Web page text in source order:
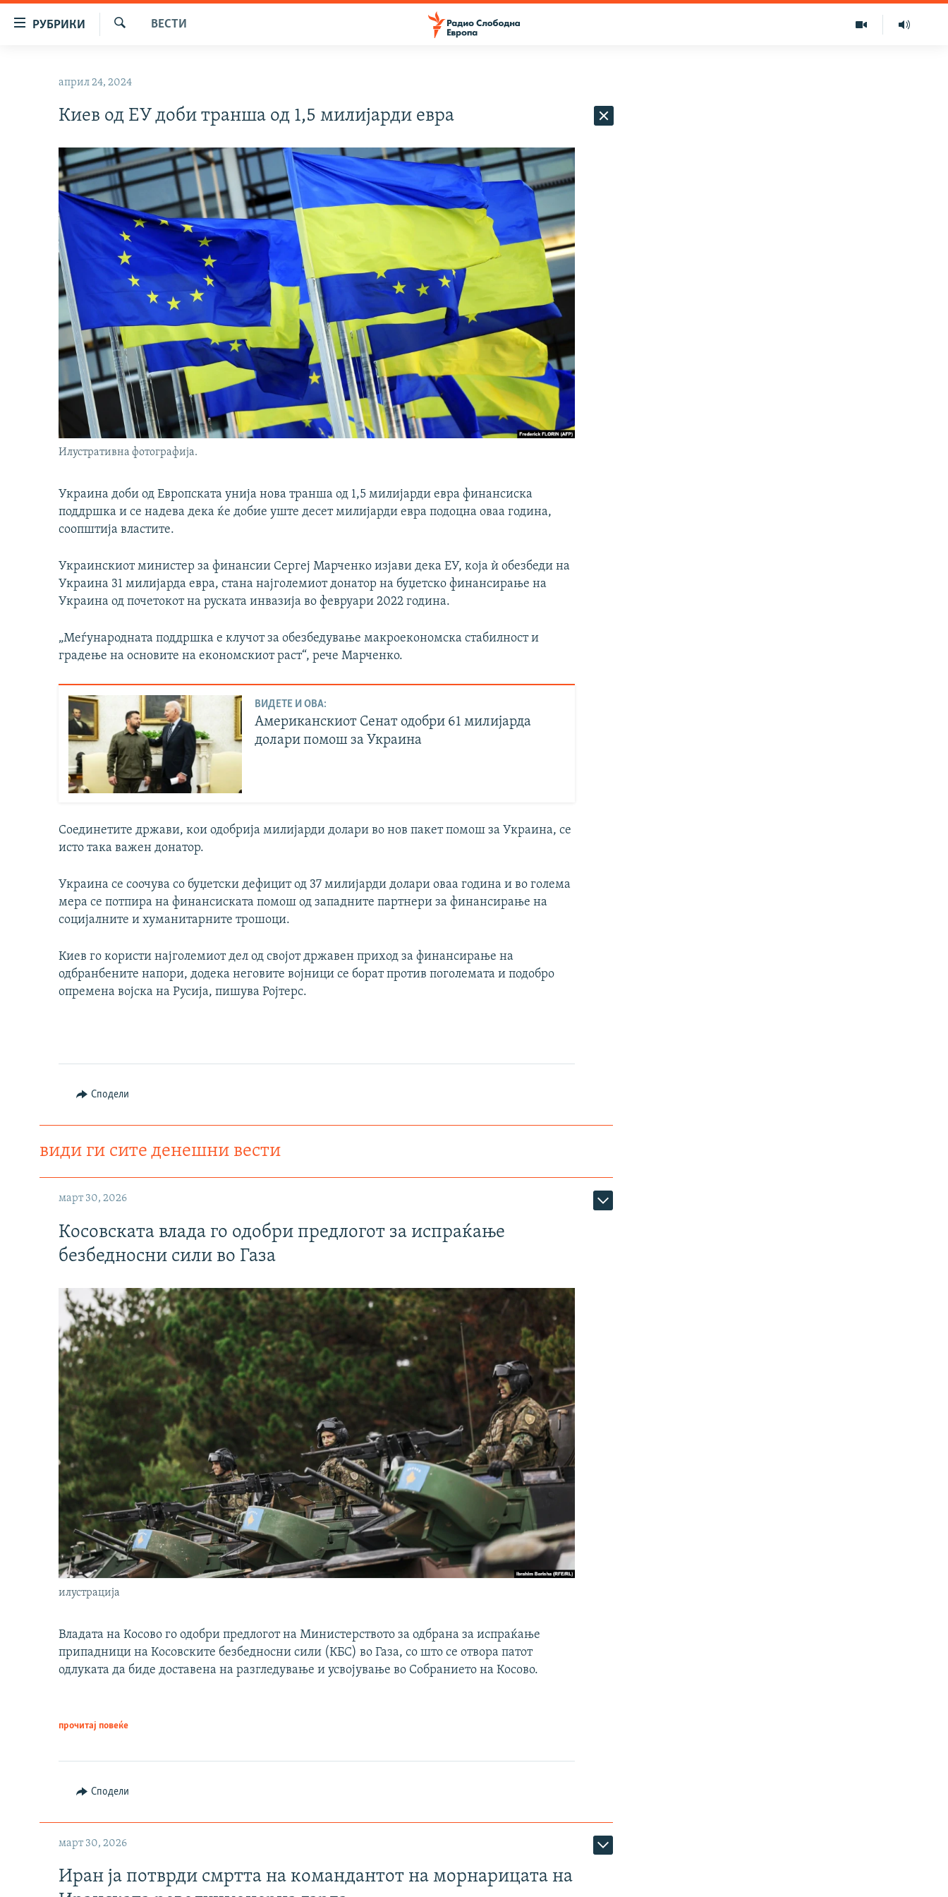
навигација
пребарување
РУБРИКИ
ВИЗУЕЛНО
ШТО ТРЕБА ДА ЗНАЕТЕ
ПРИЈАВИ СЕ ЗА ЊУЗЛЕТЕР
ПОДКАСТ ЗОШТО?
ВЕСТИ
април 24, 2024
Киев од ЕУ доби транша од 1,5 милијарди евра
Илустративна фотографија.
Украина доби од Европската унија нова транша од 1,5 милијарди евра финансиска
поддршка и се надева дека ќе добие уште десет милијарди евра подоцна оваа година,
соопштија властите.
Украинскиот министер за финансии Сергеј Марченко изјави дека ЕУ, која ѝ обезбеди на
Украина 31 милијарда евра, стана најголемиот донатор на буџетско финансирање на
Украина од почетокот на руската инвазија во февруари 2022 година.
„Меѓународната поддршка е клучот за обезбедување макроекономска стабилност и
градење на основите на економскиот раст“, рече Марченко.
ВИДЕТЕ И ОВА:
Американскиот Сенат одобри 61 милијарда
долари помош за Украина
Соединетите држави, кои одобрија милијарди долари во нов пакет помош за Украина, се
исто така важен донатор.
Украина се соочува со буџетски дефицит од 37 милијарди долари оваа година и во голема
мера се потпира на финансиската помош од западните партнери за финансирање на
социјалните и хуманитарните трошоци.
Киев го користи најголемиот дел од својот државен приход за финансирање на
одбранбените напори, додека неговите војници се борат против поголемата и подобро
опремена војска на Русија, пишува Ројтерс.
Сподели
види ги сите денешни вести
март 30, 2026
Косовската влада го одобри предлогот за испраќање
безбедносни сили во Газа
илустрација
Владата на Косово го одобри предлогот на Министерството за одбрана за испраќање
припадници на Косовските безбедносни сили (КБС) во Газа, со што се отвора патот
одлуката да биде доставена на разгледување и усвојување во Собранието на Косово.
прочитај повеќе
Сподели
март 30, 2026
Иран ја потврди смртта на командантот на морнарицата на